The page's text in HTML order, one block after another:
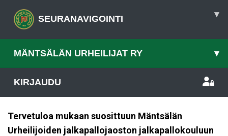
SEURANAVIGOINTI ▾
MÄNTSÄLÄN URHEILIJAT RY ▾
KIRJAUDU
Tervetuloa mukaan suosittuun Mäntsälän
Urheilijoiden jalkapallojaoston jalkapallokouluun